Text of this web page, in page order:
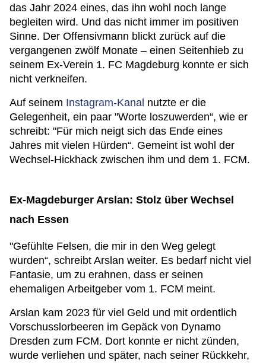
das Jahr 2024 eines, das ihn wohl noch lange
begleiten wird. Und das nicht immer im positiven
Sinne. Der Offensivmann blickt zurück auf die
vergangenen zwölf Monate – einen Seitenhieb zu
seinem Ex-Verein 1. FC Magdeburg konnte er sich
nicht verkneifen.
Auf seinem Instagram-Kanal nutzte er die
Gelegenheit, ein paar "Worte loszuwerden“, wie er
schreibt: "Für mich neigt sich das Ende eines
Jahres mit vielen Hürden“. Gemeint ist wohl der
Wechsel-Hickhack zwischen ihm und dem 1. FCM.
Ex-Magdeburger Arslan: Stolz über Wechsel
nach Essen
"Gefühlte Felsen, die mir in den Weg gelegt
wurden“, schreibt Arslan weiter. Es bedarf nicht viel
Fantasie, um zu erahnen, dass er seinen
ehemaligen Arbeitgeber vom 1. FCM meint.
Arslan kam 2023 für viel Geld und mit ordentlich
Vorschusslorbeeren im Gepäck von Dynamo
Dresden zum FCM. Dort konnte er nicht zünden,
wurde verliehen und später, nach seiner Rückkehr,